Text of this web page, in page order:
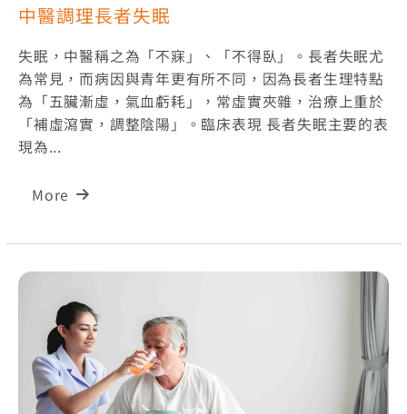
中醫調理長者失眠
失眠，中醫稱之為「不寐」、「不得臥」。長者失眠尤
為常見，而病因與青年更有所不同，因為長者生理特點
為「五臟漸虛，氣血虧耗」，常虛實夾雜，治療上重於
「補虛瀉實，調整陰陽」。臨床表現 長者失眠主要的表
現為...
More